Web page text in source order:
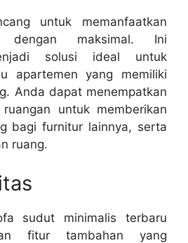
untuk memanfaatkan
dengan maksimal. Ini
solusi ideal untuk
apartemen yang memiliki
Anda dapat menempatkan
untuk memberikan
bagi furnitur lainnya, serta
ruang.
sudut minimalis terbaru
fitur tambahan yang